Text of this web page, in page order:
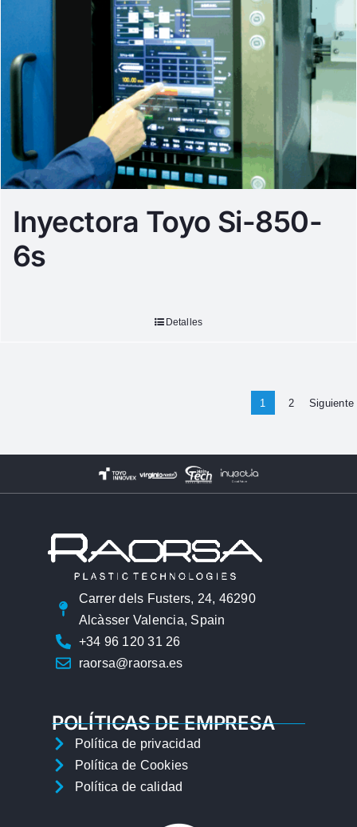
Inyectora Toyo Si-850-
6s
Detalles
1 2 Siguiente
Carrer dels Fusters, 24, 46290
Alcàsser Valencia, Spain
+34 96 120 31 26
raorsa@raorsa.es
POLÍTICAS DE EMPRESA
Política de privacidad
Política de Cookies
Política de calidad